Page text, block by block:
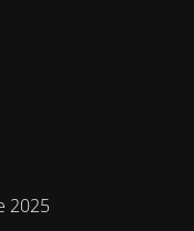
2025